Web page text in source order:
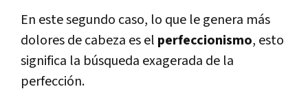
En este segundo caso, lo que le genera más
dolores de cabeza es el perfeccionismo, esto
significa la búsqueda exagerada de la
perfección.